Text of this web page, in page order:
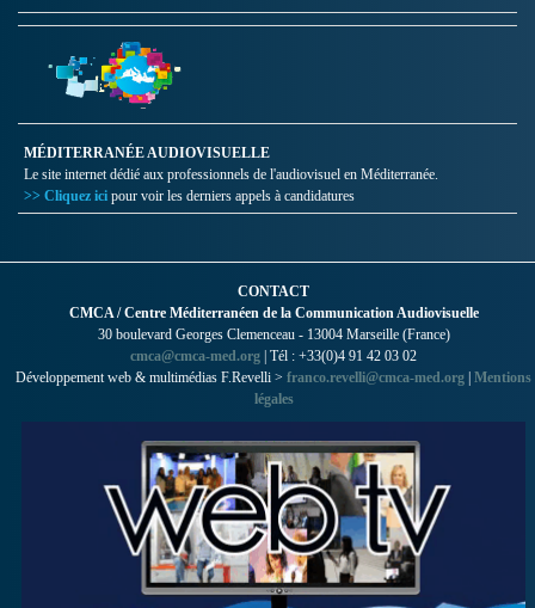
MÉDITERRANÉE AUDIOVISUELLE
Le site internet dédié aux professionnels de l'audiovisuel en Méditerranée.
>> Cliquez ici pour voir les derniers appels à candidatures
CONTACT
CMCA / Centre Méditerranéen de la Communication Audiovisuelle
30 boulevard Georges Clemenceau - 13004 Marseille (France)
cmca@cmca-med.org | Tél : +33(0)4 91 42 03 02
Développement web & multimédias F.Revelli > franco.revelli@cmca-med.org | Mentions
légales